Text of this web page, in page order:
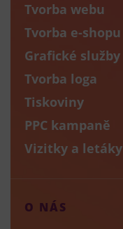
Tvorba webu
Tvorba e-shopu
Grafické služby
Tvorba loga
Tiskoviny
PPC kampaně
Vizitky a letáky
O NÁS